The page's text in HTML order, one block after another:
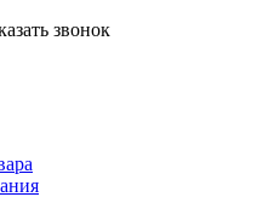
звонок